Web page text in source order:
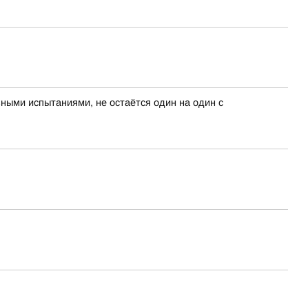
испытаниями, не остаётся один на один с